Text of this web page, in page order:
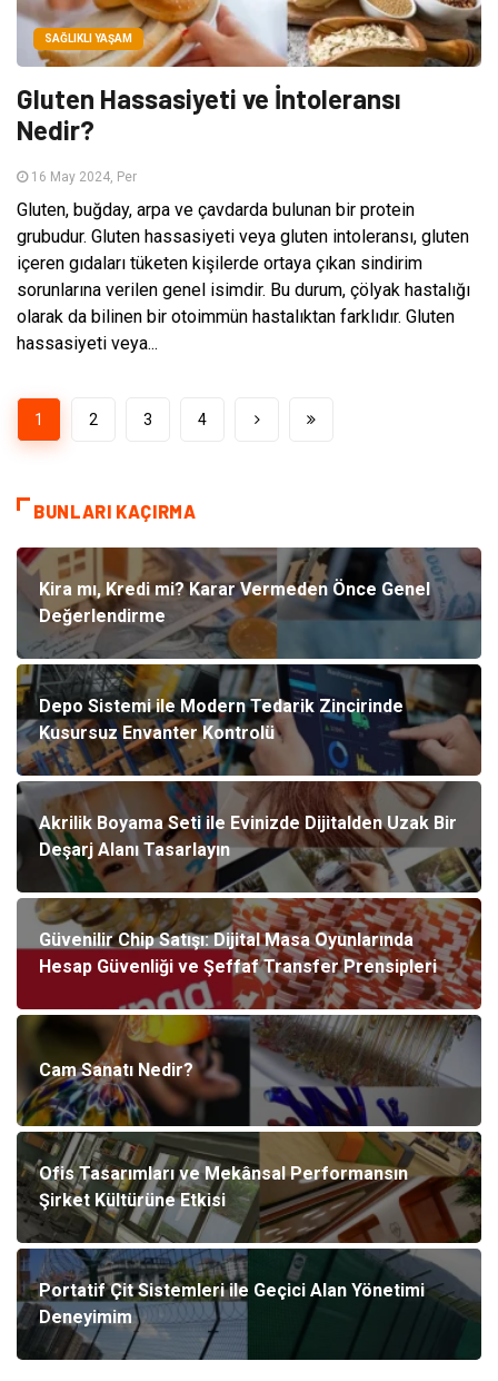
SAĞLIKLI YAŞAM
Gluten Hassasiyeti ve İntoleransı
Nedir?
16 May 2024, Per
Gluten, buğday, arpa ve çavdarda bulunan bir protein
grubudur. Gluten hassasiyeti veya gluten intoleransı, gluten
içeren gıdaları tüketen kişilerde ortaya çıkan sindirim
sorunlarına verilen genel isimdir. Bu durum, çölyak hastalığı
olarak da bilinen bir otoimmün hastalıktan farklıdır. Gluten
hassasiyeti veya...
1 2 3 4
BUNLARI KAÇIRMA
Kira mı, Kredi mi? Karar Vermeden Önce Genel
Değerlendirme
Depo Sistemi ile Modern Tedarik Zincirinde
Kusursuz Envanter Kontrolü
Akrilik Boyama Seti ile Evinizde Dijitalden Uzak Bir
Deşarj Alanı Tasarlayın
Güvenilir Chip Satışı: Dijital Masa Oyunlarında
Hesap Güvenliği ve Şeffaf Transfer Prensipleri
Cam Sanatı Nedir?
Ofis Tasarımları ve Mekânsal Performansın
Şirket Kültürüne Etkisi
Portatif Çit Sistemleri ile Geçici Alan Yönetimi
Deneyimim